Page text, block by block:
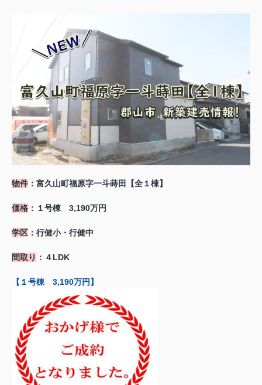
物件 ：富久山町福原字一斗蒔田【全１棟】
価格 ：１号棟 3,190万円
学区 ：行健小・行健中
間取り ：４LDK
【１号棟 3,190万円】